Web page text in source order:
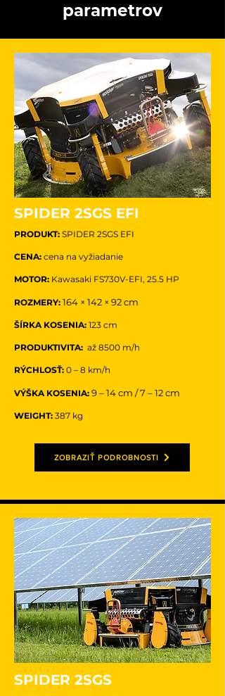
parametrov
SPIDER 2SGS EFI
PRODUKT: SPIDER 2SGS EFI
CENA: cena na vyžiadanie
MOTOR: Kawasaki FS730V-EFI, 25.5 HP
ROZMERY: 164 × 142 × 92 cm
ŠÍRKA KOSENIA: 123 cm
PRODUKTIVITA: až 8500 m/h
RÝCHLOSŤ: 0 – 8 km/h
VÝŠKA KOSENIA: 9 – 14 cm / 7 – 12 cm
WEIGHT: 387 kg
ZOBRAZIŤ PODROBNOSTI
SPIDER 2SGS